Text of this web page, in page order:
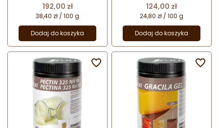
kat. 48667 Sosa Ingredients
Cena
192,00 zł
38,40 zł / 100 g
Dodaj do koszyka
54001 Sosa Ingredients
Cena
124,00 zł
24,80 zł / 100 g
Dodaj do koszyka
 